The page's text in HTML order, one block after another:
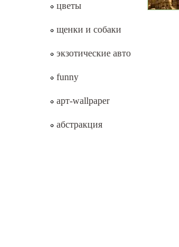
цветы
щенки и собаки
экзотические авто
funny
арт-wallpaper
абстракция